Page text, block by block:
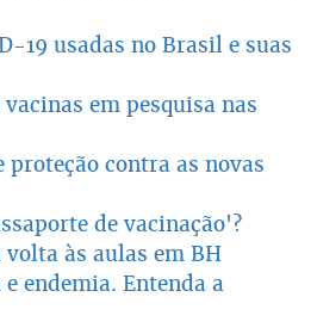
19 usadas no Brasil e suas
em pesquisa nas
proteção contra as novas
de vacinação'?
às aulas em BH
endemia. Entenda a